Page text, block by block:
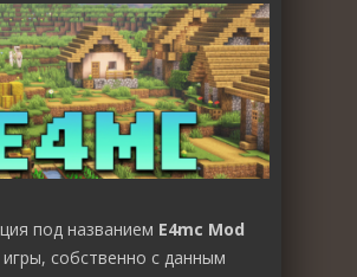
под названием E4mc Mod
собственно с данным